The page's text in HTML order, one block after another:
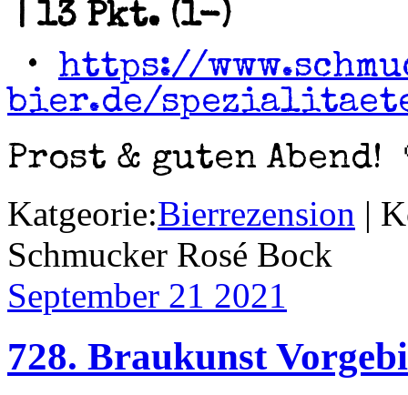
| 13 Pkt. (1-)
• https://
bier.de/
Prost & guten Abend!
Katgeorie:Bierrezension |
Schmucker Rosé Bock
September 21 2021
728. Braukunst